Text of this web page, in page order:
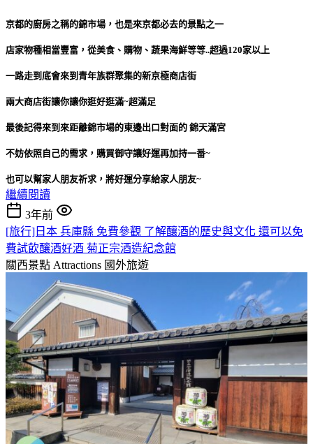
京都的廚房之稱的錦市場，也是來京都必去的景點之一
店家物種相當豐富，從美食、購物、蔬果海鮮等等..超過120家以上
一路走到底會來到青年族群聚集的新京極商店街
兩大商店街讓你讓你逛好逛滿~超滿足
最後記得來到來距離錦市場的東邊出口對面的 錦天滿宮
不妨依照自己的需求，購買御守讓好運再加持一番~
也可以幫家人朋友祈求，將好運分享給家人朋友~
繼續閱讀
3年前
[旅行]日本 兵庫縣 免費參觀 了解釀酒的歷史與文化 還可以免
費試飲釀酒好酒 菊正宗酒造紀念館
關西景點 Attractions 國外旅遊